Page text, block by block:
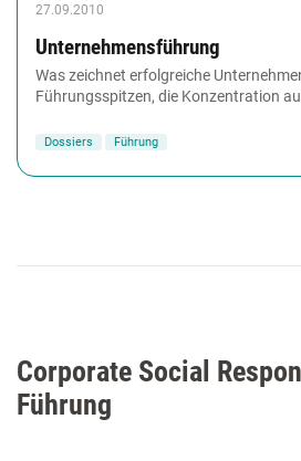
27.09.2010
Unternehmensführung
Was zeichnet erfolgreiche
Führungsspitzen, die Konzentration
Dossiers Führung
Corporate Social
Führung